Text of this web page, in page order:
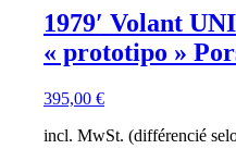
1979′ Volant
« prototipo »
395,00 €
incl. MwSt. (différencié